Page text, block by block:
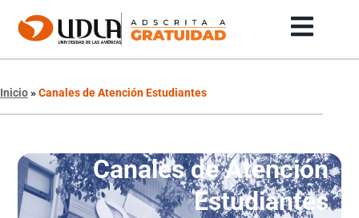
Inicio»Canales de Atención Estudiantes
Canales de Atención
Estudiantes